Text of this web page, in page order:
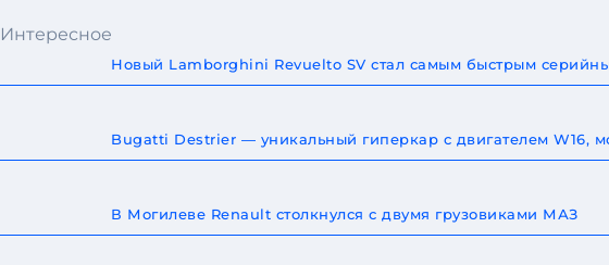
Интересное
Новый Lamborghini Revuelto SV стал самым быстрым
Bugatti Destrier — уникальный гиперкар с двигателем W16,
В Могилеве Renault столкнулся с двумя грузовиками МАЗ